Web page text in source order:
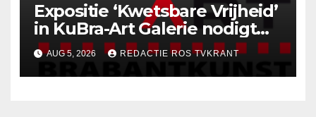
Expositie ‘Kwetsbare Vrijheid’
in KuBra-Art Galerie nodigt
uit tot ontmoeting en
reflectie
AUG 5, 2026 REDACTIE ROS TVKRANT